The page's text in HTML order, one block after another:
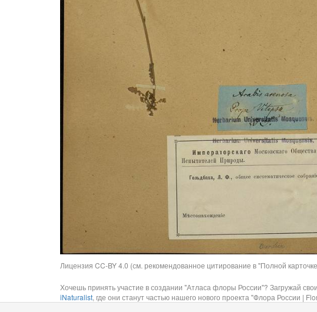
Лицензия CC-BY 4.0 (см. рекомендованное цитирование в "Полной
Хочешь принять участие в создании "Атласа флоры России"? Загружай
iNaturalist, где они станут частью нашего нового проекта "Флора России |